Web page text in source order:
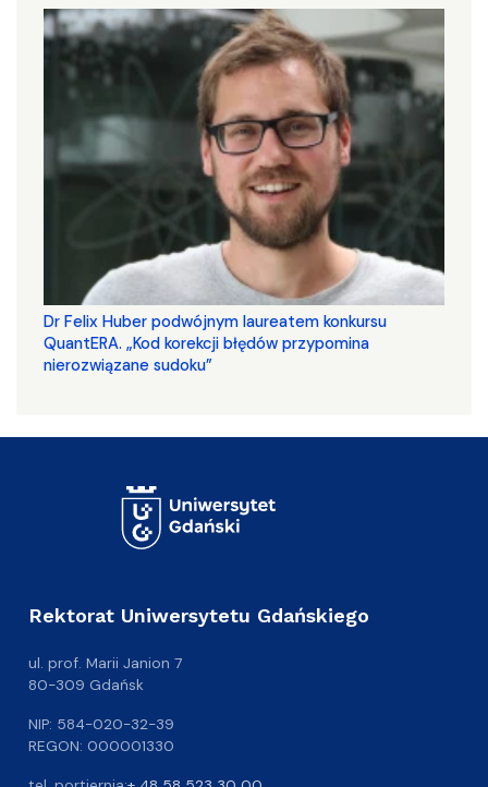
Dr Felix Huber podwójnym laureatem konkursu
QuantERA. „Kod korekcji błędów przypomina
nierozwiązane sudoku”
Rektorat Uniwersytetu Gdańskiego
ul. prof. Marii Janion 7
80-309 Gdańsk
NIP: 584-020-32-39
REGON: 000001330